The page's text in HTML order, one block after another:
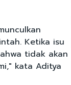
Ketika isu
tidak akan
kata Aditya